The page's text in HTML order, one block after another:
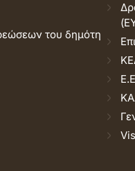
του δημότη